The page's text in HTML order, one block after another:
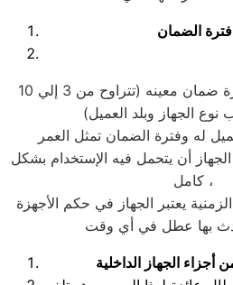
فترة الضمان
حيث أن الجهاز لديه فترة ضمان معينه (تتراوح من 3 إلي 10
الجهاز وبلد العميل)
له وفترة الضمان تمثل العمر
أن يتحمل فيه الإستخدام بشكل
كامل ،
يعتبر الجهاز في حكم الأجهزة
الجهاز الداخلية